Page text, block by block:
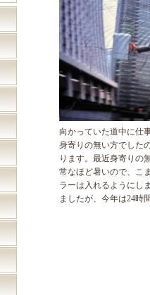
向かっていた道中に仕
身寄りの無い方でした
ります。最近身寄りの
常なほど暑いので、こ
ラーは入れるようにし
ましたが、今年は24時